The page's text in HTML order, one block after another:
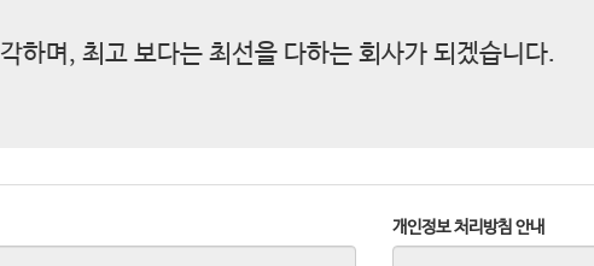
하며, 최고 보다는 최선을 다하는 회사가 되겠습니다.
개인정보 처리방침 안내